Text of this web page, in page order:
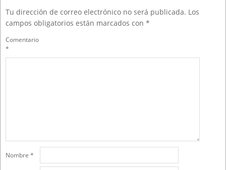
Tu dirección de correo electrónico no será publicada. Los
campos obligatorios están marcados con *
Comentario
*
Nombre *